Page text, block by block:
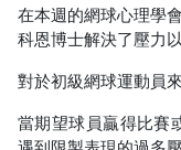
在本週的網球心理學
科恩博士解決了壓力
對於初級網球運動員
當期望球員贏得比賽